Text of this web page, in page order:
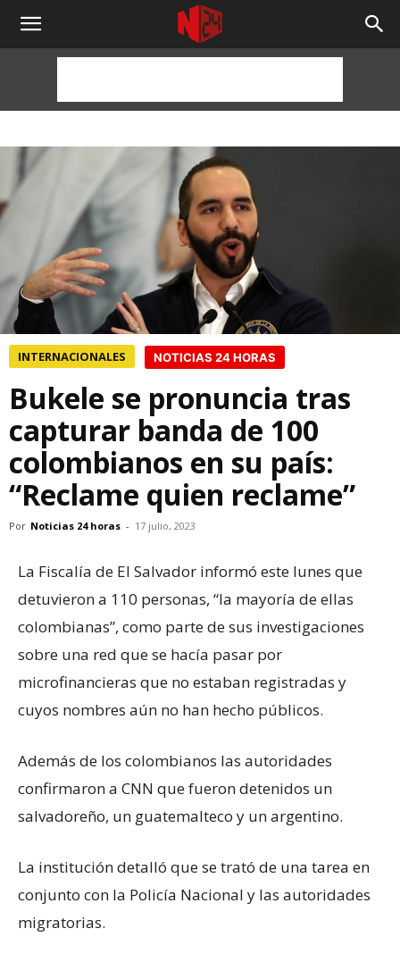
NOTICIAS
HORAS
INTERNACIONALES NOTICIAS 24 HORAS
Bukele se pronuncia tras
capturar banda de 100
colombianos en su país:
“Reclame quien reclame”
Por Noticias 24 horas - 17 julio, 2023
La Fiscalía de El Salvador informó este lunes que
detuvieron a 110 personas, “la mayoría de ellas
colombianas”, como parte de sus investigaciones
sobre una red que se hacía pasar por
microfinancieras que no estaban registradas y
cuyos nombres aún no han hecho públicos.
Además de los colombianos las autoridades
confirmaron a CNN que fueron detenidos un
salvadoreño, un guatemalteco y un argentino.
La institución detalló que se trató de una tarea en
conjunto con la Policía Nacional y las autoridades
migratorias.